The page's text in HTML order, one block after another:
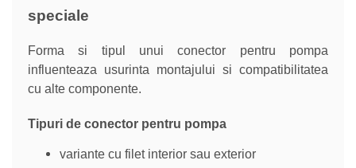
speciale
Forma si tipul unui conector pentru pompa
influenteaza usurinta montajului si compatibilitatea
cu alte componente.
Tipuri de conector pentru pompa
variante cu filet interior sau exterior